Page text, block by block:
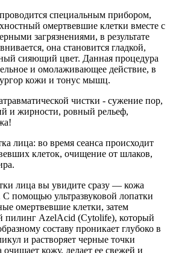
проводится специальным прибором,
омертвевшие клетки вместе с
загрязнениями, в результате
она становится гладкой,
сияющий цвет. Данная процедура
и омолаживающее действие, в
кожи и тонус мышц.
чистки - сужение пор,
и жирности, ровный рельеф,
лица: во время сеанса происходит
клеток, очищение от шлаков,
лица вы увидите сразу — кожа
С помощью ультразвуковой лопатки
омертвевшие клетки, затем
пилинг AzelAcid (Cytolife), который
составу проникает глубоко в
и растворяет черные точки
кожу, делает ее свежей и